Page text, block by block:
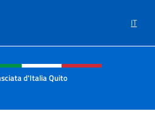
IT
social e menù
d'Italia Quito